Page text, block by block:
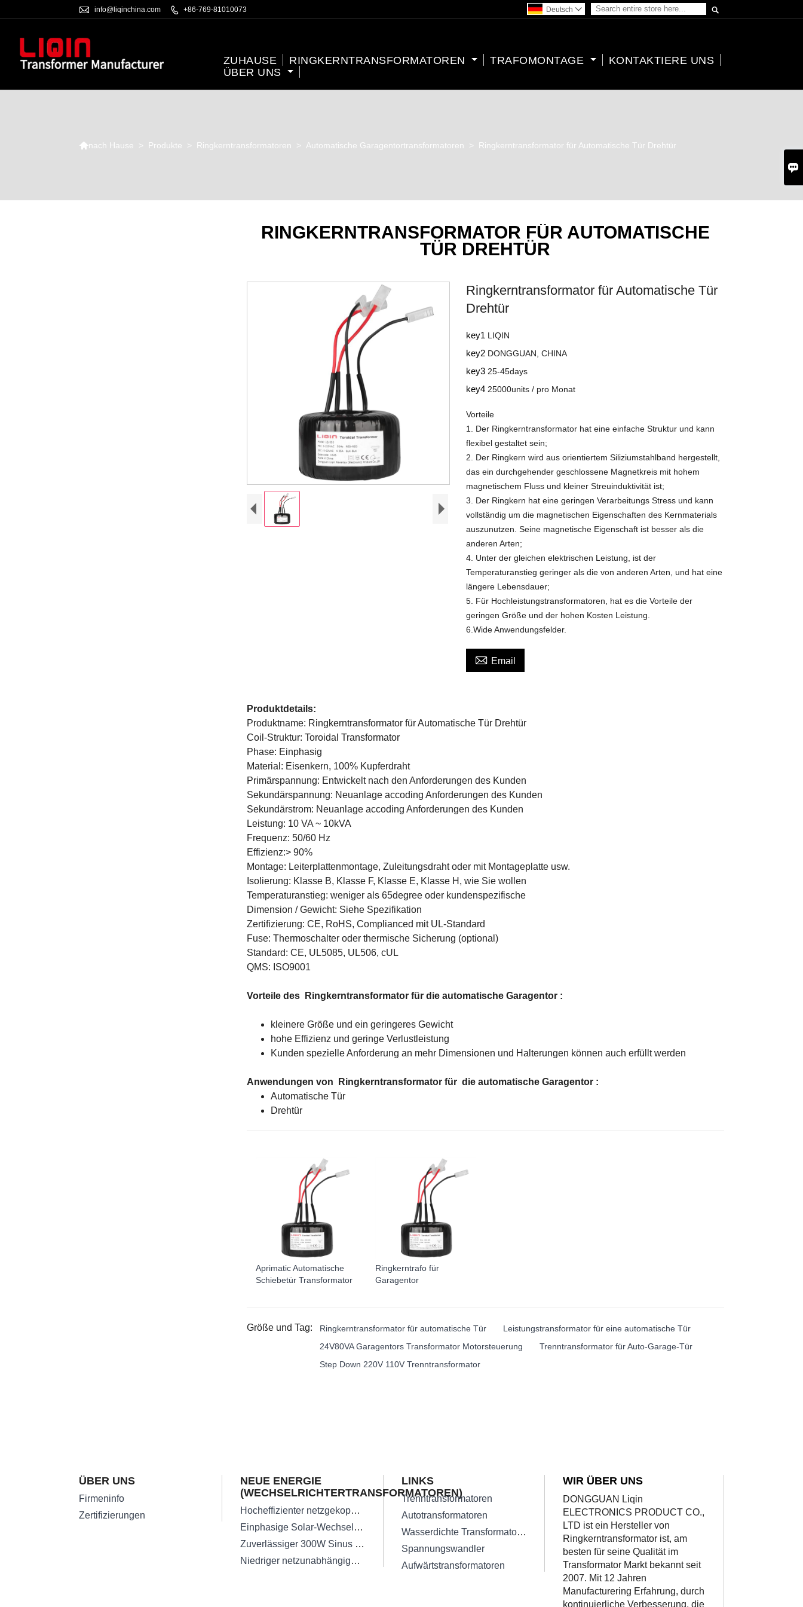

 info@liqinchina.com  +86-769-81010073 
Deutsch 
ZUHAUSE RINGKERNTRANSFORMATOREN TRAFOMONTAGE
KONTAKTIERE UNS
ÜBER UNS
nach Hause > Produkte > Ringkerntransformatoren > Automatische Garagentortransformatoren > Ringkerntransformator für Automatische Tür Drehtür
RINGKERNTRANSFORMATOR FÜR AUTOMATISCHE
TÜR DREHTÜR
Ringkerntransformator für Automatische Tür
Drehtür
key1 LIQIN
key2 DONGGUAN, CHINA
key325-45days
key425000units / pro Monat
Vorteile
1. Der Ringkerntransformator hat eine einfache Struktur und kann
flexibel gestaltet sein;
2. Der Ringkern wird aus orientiertem Siliziumstahlband hergestellt,
das ein durchgehender geschlossene Magnetkreis mit hohem
magnetischem Fluss und kleiner Streuinduktivität ist;
3. Der Ringkern hat eine geringen Verarbeitungs Stress und kann
vollständig um die magnetischen Eigenschaften des Kernmaterials
auszunutzen. Seine magnetische Eigenschaft ist besser als die
anderen Arten;
4. Unter der gleichen elektrischen Leistung, ist der
Temperaturanstieg geringer als die von anderen Arten, und hat eine
längere Lebensdauer;
5. Für Hochleistungstransformatoren, hat es die Vorteile der
geringen Größe und der hohen Kosten Leistung.
6.Wide Anwendungsfelder.
 Email
Produktdetails:
Produktname: Ringkerntransformator für Automatische Tür Drehtür
Coil-Struktur: Toroidal Transformator
Phase: Einphasig
Material: Eisenkern, 100% Kupferdraht
Primärspannung: Entwickelt nach den Anforderungen des Kunden
Sekundärspannung: Neuanlage accoding Anforderungen des Kunden
Sekundärstrom: Neuanlage accoding Anforderungen des Kunden
Leistung: 10 VA ~ 10kVA
Frequenz: 50/60 Hz
Effizienz:> 90%
Montage: Leiterplattenmontage, Zuleitungsdraht oder mit Montageplatte usw.
Isolierung: Klasse B, Klasse F, Klasse E, Klasse H, wie Sie wollen
Temperaturanstieg: weniger als 65degree oder kundenspezifische
Dimension / Gewicht: Siehe Spezifikation
Zertifizierung: CE, RoHS, Complianced mit UL-Standard
Fuse: Thermoschalter oder thermische Sicherung (optional)
Standard: CE, UL5085, UL506, cUL
QMS: ISO9001
Vorteile des Ringkerntransformator für die automatische Garagentor:
kleinere Größe und ein geringeres Gewicht
hohe Effizienz und geringe Verlustleistung
Kunden spezielle Anforderung an mehr Dimensionen und Halterungen können auch erfüllt werden
Anwendungen von Ringkerntransformator für die automatische Garagentor:
Automatische Tür
Drehtür
Aprimatic Automatische
Schiebetür Transformator
Ringkerntrafo für
Garagentor
Größe und Tag: Ringkerntransformator für automatische Tür
Leistungstransformator für eine automatische Tür
24V80VA Garagentors Transformator Motorsteuerung
Trenntransformator für Auto-Garage-Tür
Step Down 220V 110V Trenntransformator
ÜBER UNS
Firmeninfo
Zertifizierungen
NEUE ENERGIE
(WECHSELRICHTERTRANSFORMATOREN)
Hocheffizienter netzgekoppelter Solar-Wechselrichtertransformator
Einphasige Solar-Wechselrichter-Transformatoren
Zuverlässiger 300W Sinus Wechselrichter
Niedriger netzunabhängiger dreiphasiger Solar-Wechselrichtertransformator
LINKS
Trenntransformatoren
Autotransformatoren
Wasserdichte Transformatoren
Spannungswandler
Aufwärtstransformatoren
WIR ÜBER UNS
DONGGUAN Liqin
ELECTRONICS PRODUCT CO.,
LTD ist ein Hersteller von
Ringkerntransformator ist, am
besten für seine Qualität im
Transformator Markt bekannt seit
2007. Mit 12 Jahren
Manufacturering Erfahrung, durch
kontinuierliche Verbesserung, die